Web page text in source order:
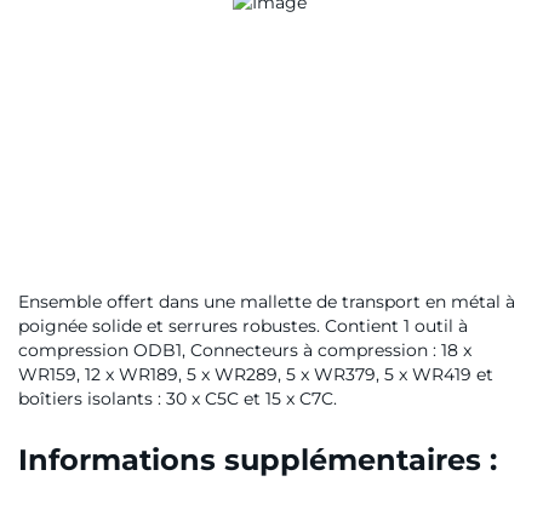
Ensemble offert dans une mallette de transport en métal à
poignée solide et serrures robustes. Contient 1 outil à
compression ODB1, Connecteurs à compression : 18 x
WR159, 12 x WR189, 5 x WR289, 5 x WR379, 5 x WR419 et
boîtiers isolants : 30 x C5C et 15 x C7C.
Informations supplémentaires :